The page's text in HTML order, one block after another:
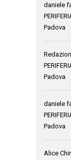
daniele
Padova
Padova
daniele
Padova
Alice